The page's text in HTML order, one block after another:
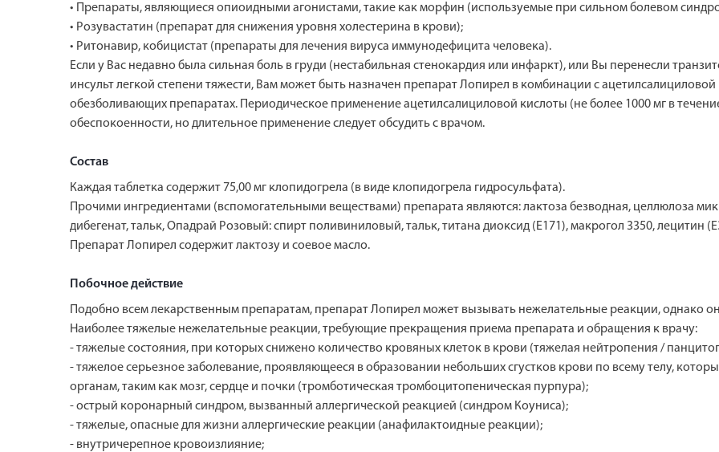
• Препараты, являющиеся опиоидными агонистами, такие как морфин (используемые при сильном болевом
• Розувастатин (препарат для снижения уровня холестерина в крови);
• Ритонавир, кобицистат (препараты для лечения вируса иммунодефицита человека).
Если у Вас недавно была сильная боль в груди (нестабильная стенокардия или инфаркт), или Вы перенесли
инсульт легкой степени тяжести, Вам может быть назначен препарат Лопирел в комбинации с
обезболивающих препаратах. Периодическое применение ацетилсалициловой кислоты (не более 1000 мг в
обеспокоенности, но длительное применение следует обсудить с врачом.
Состав
Каждая таблетка содержит 75,00 мг клопидогрела (в виде клопидогрела гидросульфата).
Прочими ингредиентами (вспомогательными веществами) препарата являются: лактоза безводная, целлюлоза
дибегенат, тальк, Опадрай Розовый: спирт поливиниловый, тальк, титана диоксид (Е171), макрогол 3350, лецитин
Препарат Лопирел содержит лактозу и соевое масло.
Побочное действие
Подобно всем лекарственным препаратам, препарат Лопирел может вызывать нежелательные реакции, однако
Наиболее тяжелые нежелательные реакции, требующие прекращения приема препарата и обращения к врачу:
- тяжелые состояния, при которых снижено количество кровяных клеток в крови (тяжелая нейтропения /
- тяжелое серьезное заболевание, проявляющееся в образовании небольших сгустков крови по всему телу,
органам, таким как мозг, сердце и почки (тромботическая тромбоцитопеническая пурпура);
- острый коронарный синдром, вызванный аллергической реакцией (синдром Коуниса);
- тяжелые, опасные для жизни аллергические реакции (анафилактоидные реакции);
- внутричерепное кровоизлияние;